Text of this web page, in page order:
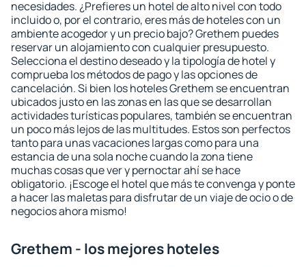
necesidades. ¿Prefieres un hotel de alto nivel con todo
incluido o, por el contrario, eres más de hoteles con un
ambiente acogedor y un precio bajo? Grethem puedes
reservar un alojamiento con cualquier presupuesto.
Selecciona el destino deseado y la tipología de hotel y
comprueba los métodos de pago y las opciones de
cancelación. Si bien los hoteles Grethem se encuentran
ubicados justo en las zonas en las que se desarrollan
actividades turísticas populares, también se encuentran
un poco más lejos de las multitudes. Estos son perfectos
tanto para unas vacaciones largas como para una
estancia de una sola noche cuando la zona tiene
muchas cosas que ver y pernoctar ahí se hace
obligatorio. ¡Escoge el hotel que más te convenga y ponte
a hacer las maletas para disfrutar de un viaje de ocio o de
negocios ahora mismo!
Grethem - los mejores hoteles